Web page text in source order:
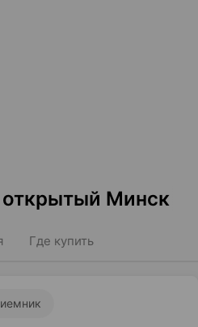
Минск
Где купить